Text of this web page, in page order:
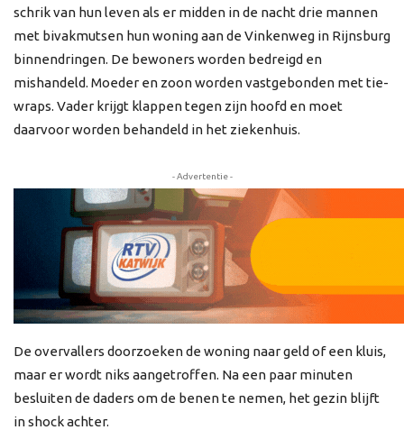
schrik van hun leven als er midden in de nacht drie mannen
met bivakmutsen hun woning aan de Vinkenweg in Rijnsburg
binnendringen. De bewoners worden bedreigd en
mishandeld. Moeder en zoon worden vastgebonden met tie-
wraps. Vader krijgt klappen tegen zijn hoofd en moet
daarvoor worden behandeld in het ziekenhuis.
- Advertentie -
De overvallers doorzoeken de woning naar geld of een kluis,
maar er wordt niks aangetroffen. Na een paar minuten
besluiten de daders om de benen te nemen, het gezin blijft
in shock achter.